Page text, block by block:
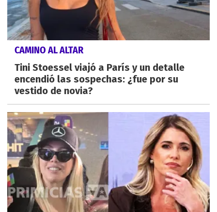
CAMINO AL ALTAR
Tini Stoessel viajó a París y un detalle
encendió las sospechas: ¿fue por su
vestido de novia?